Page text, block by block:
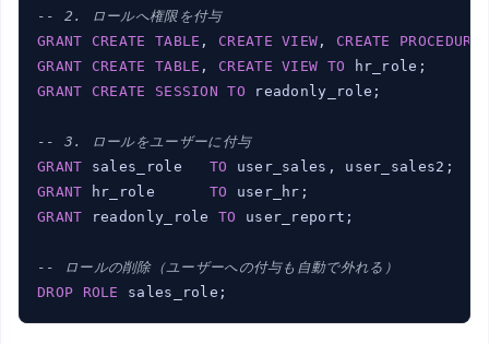
-- 2. ロールへ権限を付与
GRANT
CREATE TABLE , CREATE VIEW , CREATE
PROCEDURE
GRANT
CREATE TABLE , CREATE VIEW TO
GRANT
CREATE SESSION TO readonly_role;
-- 3. ロールをユーザーに付与
GRANT sales_role TO
GRANT hr_role TO
GRANT readonly_role TO user_report;
-- ロールの削除（ユーザーへの付与も自動で外れる）
DROP
ROLE sales_role;